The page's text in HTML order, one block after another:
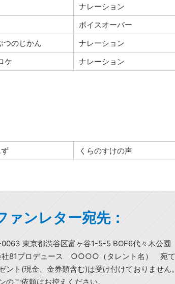
ナレーション
ボイスオーバー
つのじかん
ナレーション
ケ
ナレーション
くらのすけの声
ァンレター宛先：
0063 東京都渋谷区富ヶ谷1-5-5 BOF6代々木公園
社81プロデュース ○○○○（タレント名） 宛て
ント(現金、金券類含む)は受け付けておりません。
のご依頼はお控えください。